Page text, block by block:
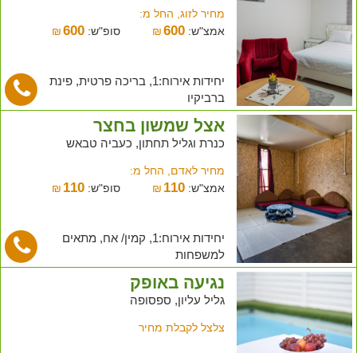
מחיר לזוג, החל מ:
אמצ"ש:
₪600 סופ"ש: ₪ 600
יחידות אירוח:1, בריכה פרטית, פינת
ברביקיו
אצל שמשון בחצר
כנרת וגליל תחתון, כעביה טבאש
מחיר לאדם, החל מ:
אמצ"ש:
₪ 110 סופ"ש: ₪ 110
יחידות אירוח:1, קמין/ אח, מתאים
למשפחות
נגיעה באופק
גליל עליון, ספסופה
צלצל לקבלת מחיר